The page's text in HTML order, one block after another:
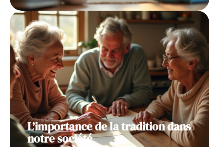
L’importance de la tradition dans
notre société